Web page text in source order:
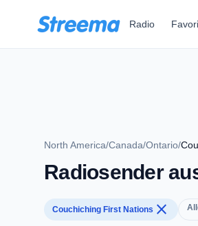
Radio
North America/Canada/Ontario/
Radiosender
Couchiching First Nations close